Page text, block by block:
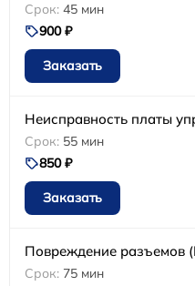
45 мин
900 ₽
Заказать
Неисправность платы
55 мин
850 ₽
Заказать
Повреждение разъемов
75 мин